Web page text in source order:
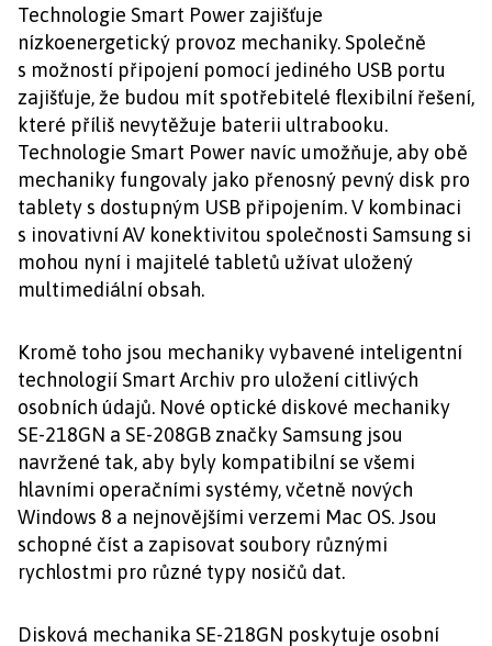
Technologie Smart Power zajišťuje
nízkoenergetický provoz mechaniky. Společně
s možností připojení pomocí jediného USB portu
zajišťuje, že budou mít spotřebitelé flexibilní řešení,
které příliš nevytěžuje baterii ultrabooku.
Technologie Smart Power navíc umožňuje, aby obě
mechaniky fungovaly jako přenosný pevný disk pro
tablety s dostupným USB připojením. V kombinaci
s inovativní AV konektivitou společnosti Samsung si
mohou nyní i majitelé tabletů užívat uložený
multimediální obsah.
Kromě toho jsou mechaniky vybavené inteligentní
technologií Smart Archiv pro uložení citlivých
osobních údajů. Nové optické diskové mechaniky
SE-218GN a SE-208GB značky Samsung jsou
navržené tak, aby byly kompatibilní se všemi
hlavními operačními systémy, včetně nových
Windows 8 a nejnovějšími verzemi Mac OS. Jsou
schopné číst a zapisovat soubory různými
rychlostmi pro různé typy nosičů dat.
Disková mechanika SE-218GN poskytuje osobní